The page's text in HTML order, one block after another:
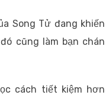
Song Tử đang khiến
cũng làm bạn chán
cách tiết kiệm hơn